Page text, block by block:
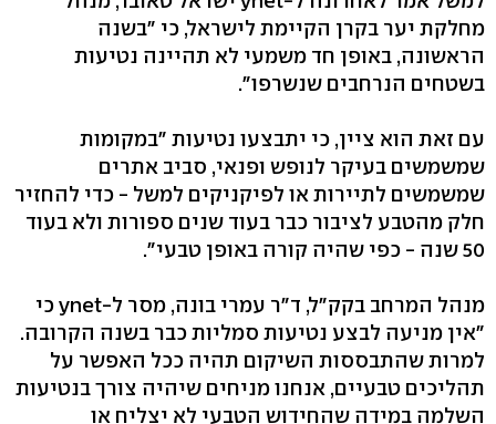
מחלקת יער בקרן הקיימת לישראל, כי "בשנה
הראשונה, באופן חד משמעי לא תהיינה נטיעות
בשטחים הנרחבים שנשרפו".
עם זאת הוא ציין, כי יתבצעו נטיעות "במקומות
שמשמשים בעיקר לנופש ופנאי, סביב אתרים
שמשמשים לתיירות או לפיקניקים למשל - כדי להחזיר
חלק מהטבע לציבור כבר בעוד שנים ספורות ולא בעוד
50 שנה - כפי שהיה קורה באופן טבעי".
מנהל המרחב בקק"ל, ד"ר עמרי בונה, מסר ל-ynet כי
"אין מניעה לבצע נטיעות סמליות כבר בשנה הקרובה.
למרות שהתבססות השיקום תהיה ככל האפשר על
תהליכים טבעיים, אנחנו מניחים שיהיה צורך בנטיעות
השלמה במידה שהחידוש הטבעי לא יצליח או